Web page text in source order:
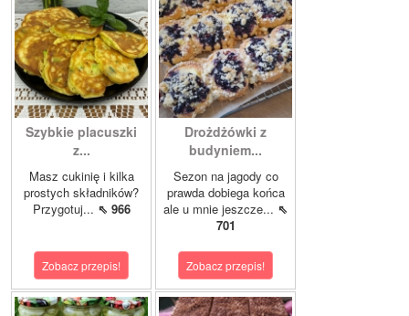
Szybkie placuszki
z...
Masz cukinię i kilka
prostych składników?
Przygotuj... ⇖ 966
Zobacz przepis!
Drożdżówki z
budyniem...
Sezon na jagody co
prawda dobiega końca
ale u mnie jeszcze... ⇖
701
Zobacz przepis!